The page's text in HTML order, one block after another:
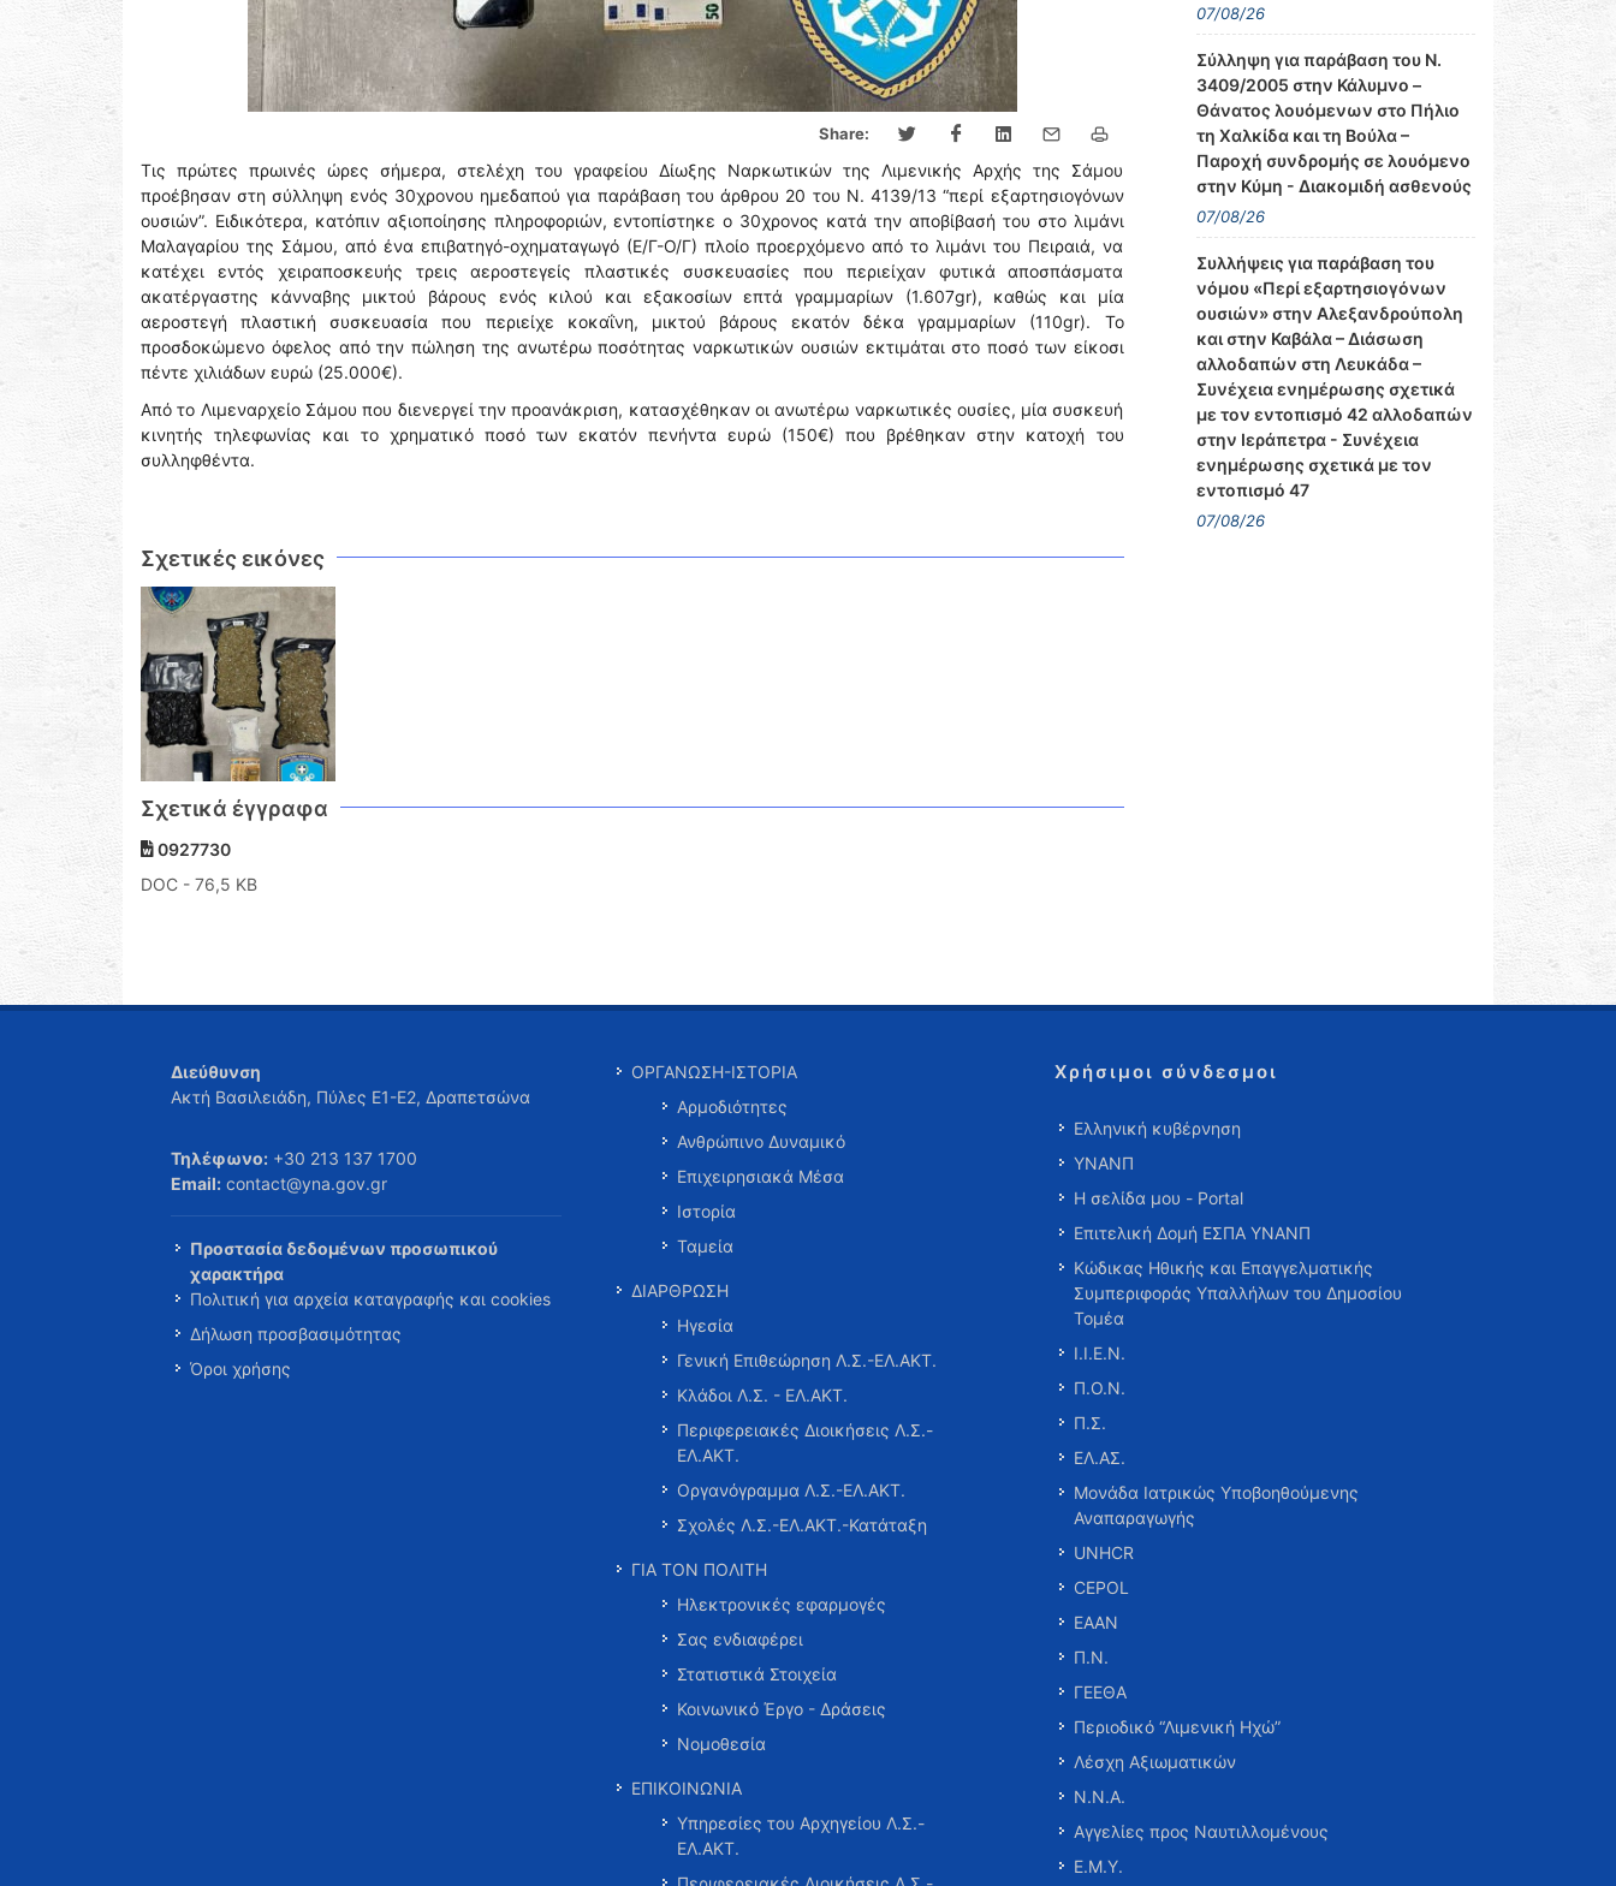
Share:
Τις πρώτες πρωινές ώρες σήμερα, στελέχη του γραφείου Δίωξης Ναρκωτικών της Λιμενικής Αρχής της Σάμου
προέβησαν στη σύλληψη ενός 30χρονου ημεδαπού για παράβαση του άρθρου 20 του Ν. 4139/13 “περί εξαρτησιογόνων
ουσιών”. Ειδικότερα, κατόπιν αξιοποίησης πληροφοριών, εντοπίστηκε ο 30χρονος κατά την αποβίβασή του στο λιμάνι
Μαλαγαρίου της Σάμου, από ένα επιβατηγό-οχηματαγωγό (Ε/Γ-Ο/Γ) πλοίο προερχόμενο από το λιμάνι του Πειραιά, να
κατέχει εντός χειραποσκευής τρεις αεροστεγείς πλαστικές συσκευασίες που περιείχαν φυτικά αποσπάσματα
ακατέργαστης κάνναβης μικτού βάρους ενός κιλού και εξακοσίων επτά γραμμαρίων (1.607gr), καθώς και μία
αεροστεγή πλαστική συσκευασία που περιείχε κοκαΐνη, μικτού βάρους εκατόν δέκα γραμμαρίων (110gr). Το
προσδοκώμενο όφελος από την πώληση της ανωτέρω ποσότητας ναρκωτικών ουσιών εκτιμάται στο ποσό των είκοσι
πέντε χιλιάδων ευρώ (25.000€).
Από το Λιμεναρχείο Σάμου που διενεργεί την προανάκριση, κατασχέθηκαν οι ανωτέρω ναρκωτικές ουσίες, μία συσκευή
κινητής τηλεφωνίας και το χρηματικό ποσό των εκατόν πενήντα ευρώ (150€) που βρέθηκαν στην κατοχή του
συλληφθέντα.
Σχετικές εικόνες
Σχετικά έγγραφα
0927730
DOC - 76,5 KB
07/08/26
Σύλληψη για παράβαση του Ν.
3409/2005 στην Κάλυμνο –
Θάνατος λουόμενων στο Πήλιο
τη Χαλκίδα και τη Βούλα –
Παροχή συνδρομής σε λουόμενο
στην Κύμη - Διακομιδή ασθενούς
07/08/26
Συλλήψεις για παράβαση του
νόμου «Περί εξαρτησιογόνων
ουσιών» στην Αλεξανδρούπολη
και στην Καβάλα – Διάσωση
αλλοδαπών στη Λευκάδα –
Συνέχεια ενημέρωσης σχετικά
με τον εντοπισμό 42 αλλοδαπών
στην Ιεράπετρα - Συνέχεια
ενημέρωσης σχετικά με τον
εντοπισμό 47
07/08/26
Διεύθυνση
Ακτή Βασιλειάδη, Πύλες Ε1-Ε2, Δραπετσώνα
Τηλέφωνο: +30 213 137 1700
Email: contact@yna.gov.gr
Προστασία δεδομένων προσωπικού
χαρακτήρα
Πολιτική για αρχεία καταγραφής και cookies
Δήλωση προσβασιμότητας
Όροι χρήσης
ΟΡΓΑΝΩΣΗ-ΙΣΤΟΡΙΑ
Αρμοδιότητες
Ανθρώπινο Δυναμικό
Επιχειρησιακά Μέσα
Ιστορία
Ταμεία
ΔΙΑΡΘΡΩΣΗ
Ηγεσία
Γενική Επιθεώρηση Λ.Σ.-ΕΛ.ΑΚΤ.
Κλάδοι Λ.Σ. - ΕΛ.ΑΚΤ.
Περιφερειακές Διοικήσεις Λ.Σ.-
ΕΛ.ΑΚΤ.
Οργανόγραμμα Λ.Σ.-ΕΛ.ΑΚΤ.
Σχολές Λ.Σ.-ΕΛ.ΑΚΤ.-Κατάταξη
ΓΙΑ ΤΟΝ ΠΟΛΙΤΗ
Ηλεκτρονικές εφαρμογές
Σας ενδιαφέρει
Στατιστικά Στοιχεία
Κοινωνικό Έργο - Δράσεις
Νομοθεσία
ΕΠΙΚΟΙΝΩΝΙΑ
Υπηρεσίες του Αρχηγείου Λ.Σ.-
ΕΛ.ΑΚΤ.
Χρήσιμοι σύνδεσμοι
Ελληνική κυβέρνηση
ΥΝΑΝΠ
Η σελίδα μου - Portal
Επιτελική Δομή ΕΣΠΑ ΥΝΑΝΠ
Κώδικας Ηθικής και Επαγγελματικής
Συμπεριφοράς Υπαλλήλων του Δημοσίου
Τομέα
Ι.Ι.Ε.Ν.
Π.Ο.Ν.
Π.Σ.
ΕΛ.ΑΣ.
Μονάδα Ιατρικώς Υποβοηθούμενης
Αναπαραγωγής
UNHCR
CEPOL
ΕΑΑΝ
Π.Ν.
ΓΕΕΘΑ
Περιοδικό “Λιμενική Ηχώ”
Λέσχη Αξιωματικών
Ν.Ν.Α.
Αγγελίες προς Ναυτιλλομένους
Ε.Μ.Υ.